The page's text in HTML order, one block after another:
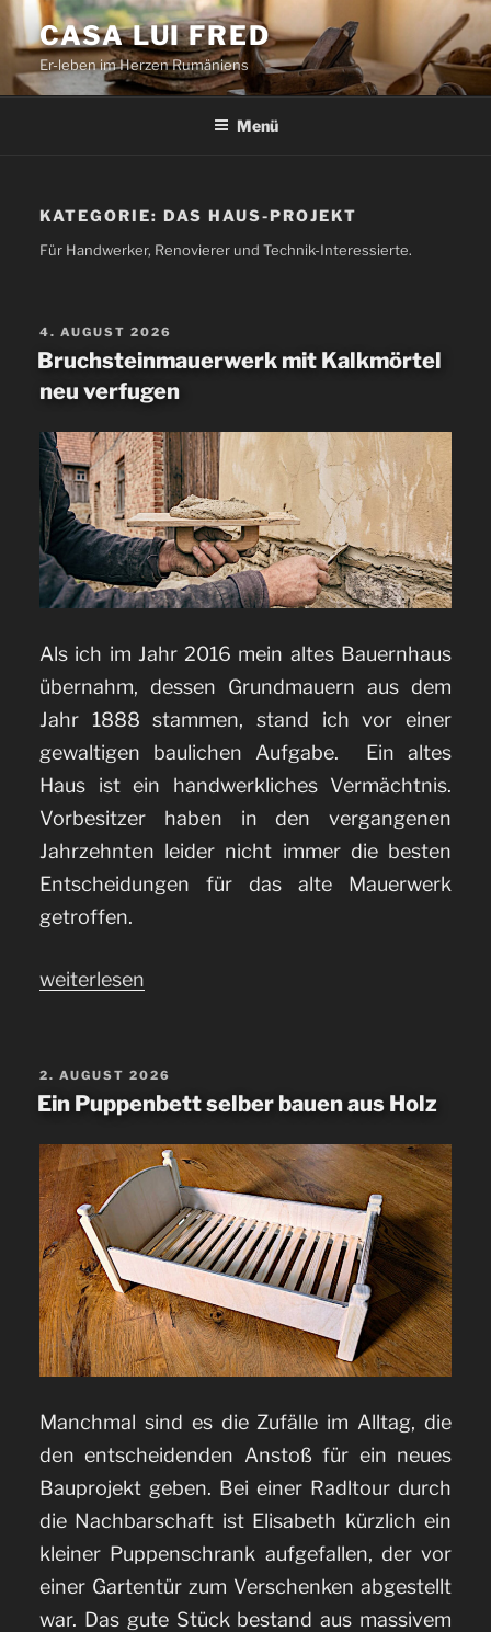
Zum
Inhalt
springen
CASA LUI FRED
Er-leben im Herzen Rumäniens
Menü
KATEGORIE: DAS HAUS-PROJEKT
Für Handwerker, Renovierer und Technik-Interessierte.
VERÖFFENTLICHT
AM
4. AUGUST 2026
Bruchsteinmauerwerk mit Kalkmörtel
neu verfugen
Als ich im Jahr 2016 mein altes Bauernhaus
übernahm, dessen Grundmauern aus dem
Jahr 1888 stammen, stand ich vor einer
gewaltigen baulichen Aufgabe. Ein altes
Haus ist ein handwerkliches Vermächtnis.
Vorbesitzer haben in den vergangenen
Jahrzehnten leider nicht immer die besten
Entscheidungen für das alte Mauerwerk
getroffen.
„Bruchsteinmauerwerk
neu
verfugen“
weiterlesen
VERÖFFENTLICHT
AM
2. AUGUST 2026
Ein Puppenbett selber bauen aus Holz
Manchmal sind es die Zufälle im Alltag, die
den entscheidenden Anstoß für ein neues
Bauprojekt geben. Bei einer Radltour durch
die Nachbarschaft ist Elisabeth kürzlich ein
kleiner Puppenschrank aufgefallen, der vor
einer Gartentür zum Verschenken abgestellt
war. Das gute Stück bestand aus massivem